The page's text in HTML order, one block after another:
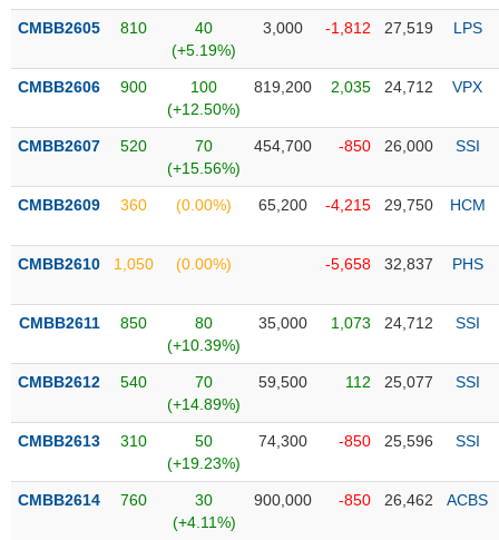
quan
dịch
chính
tích
kỹ
Hồ
sự
kiện
CMBB2605 810
40
(+5.19%)
3,000 -1,812 27,519 LPS
CMBB2606 900
100
(+12.50%)
819,200 2,035 24,712 VPX
CMBB2607 520
70
(+15.56%)
454,700 -850 26,000 SSI
CMBB2609 360 (0.00%) 65,200 -4,215 29,750 HCM
CMBB2610 1,050 (0.00%) -5,658 32,837 PHS
CMBB2611 850
80
(+10.39%)
35,000 1,073 24,712 SSI
CMBB2612 540
70
(+14.89%)
59,500 112 25,077 SSI
CMBB2613 310
50
(+19.23%)
74,300 -850 25,596 SSI
CMBB2614 760
30
(+4.11%)
900,000 -850 26,462 ACBS
(-)
SECTOR
NĂNG
VẬT
LIỆU
CÔNG